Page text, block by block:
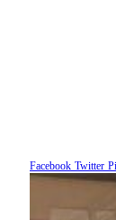
Facebook Twitter